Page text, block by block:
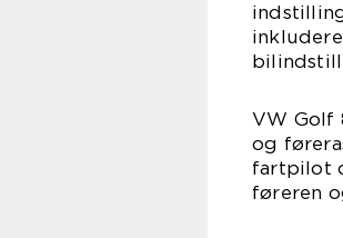
VW Golf
og
fartpilot
føreren